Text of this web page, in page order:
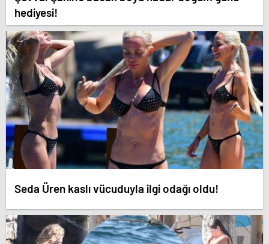
hediyesi!
Seda Üren kaslı vücuduyla ilgi odağı oldu!